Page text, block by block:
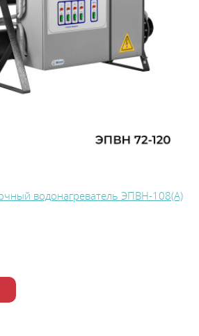
водонагреватель ЭПВН-108(А)